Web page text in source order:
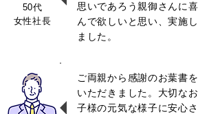
50代
女性社長
思いであろう親御さんに喜
んで欲しいと思い、実施し
ました。
ご両親から感謝のお葉書を
いただきました。大切なお
子様の元気な様子に安心さ